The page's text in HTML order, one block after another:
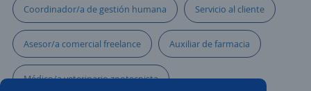
Coordinador/a de gestión humana Servicio al cliente
Asesor/a comercial freelance Auxiliar de farmacia
Médico/a veterinario zootecnista